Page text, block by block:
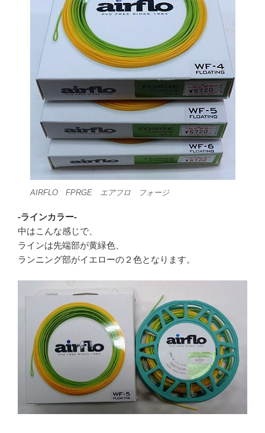
AIRFLO FPRGE エアフロ フォージ
-ラインカラー-
中はこんな感じで、
ラインは先端部が黄緑色、
ランニング部がイエローの２色となります。